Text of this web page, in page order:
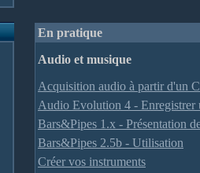
En pratique
Audio et musique
Acquisition audio à partir d'un
Audio Evolution 4 - Enregistrer
Bars&Pipes 1.x - Présentation
Bars&Pipes 2.5b - Utilisation
Créer vos instruments